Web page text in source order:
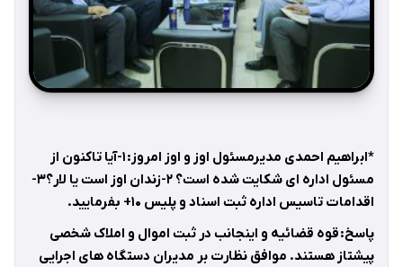
*ابراهیم احمدی مدیرمسئول اوز و اوز امروز: ۱-آیا تاکنون از
مسئول اداره ای شکایت شده است؟ ۲-زندان اوز است یا لار؟۳-
اقدامات تاسیس اداره ثبت اسناد و پلیس ۱۰+ بفرمایید.
پاسخ: قوه قضائیه و اینجانب در ثبت اموال و املاک شخصی
پیشتاز هستند. موافق نظارت بر مدیران دستگاه های اجرایی